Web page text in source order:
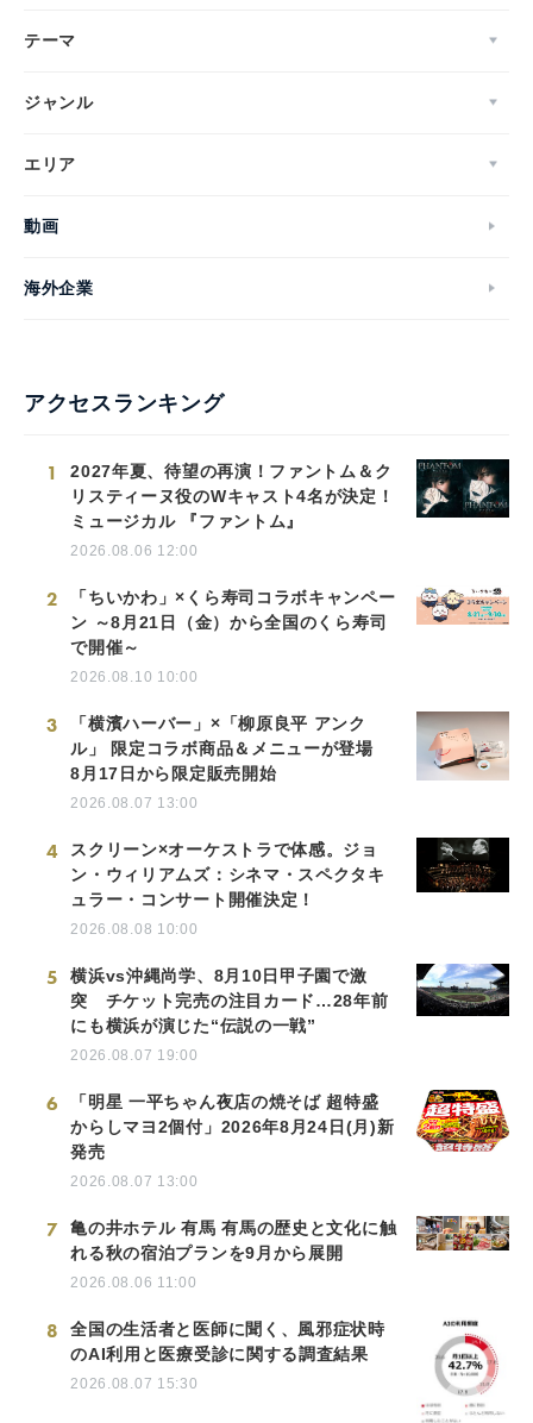
テーマ
ジャンル
エリア
動画
海外企業
アクセスランキング
1
2027年夏、待望の再演！ファントム＆ク
リスティーヌ役のWキャスト4名が決定！
ミュージカル 『ファントム』
2026.08.06 12:00
2
「ちいかわ」×くら寿司コラボキャンペー
ン ～8月21日（金）から全国のくら寿司
で開催～
2026.08.10 10:00
3
「横濱ハーバー」×「柳原良平 アンク
ル」 限定コラボ商品＆メニューが登場
8月17日から限定販売開始
2026.08.07 13:00
4
スクリーン×オーケストラで体感。ジョ
ン・ウィリアムズ：シネマ・スペクタキ
ュラー・コンサート開催決定！
2026.08.08 10:00
5
横浜vs沖縄尚学、8月10日甲子園で激
突 チケット完売の注目カード…28年前
にも横浜が演じた“伝説の一戦”
2026.08.07 19:00
6
「明星 一平ちゃん夜店の焼そば 超特盛
からしマヨ2個付」2026年8月24日(月)新
発売
2026.08.07 13:00
7
亀の井ホテル 有馬 有馬の歴史と文化に触
れる秋の宿泊プランを9月から展開
2026.08.06 11:00
8
全国の生活者と医師に聞く、風邪症状時
のAI利用と医療受診に関する調査結果
2026.08.07 15:30